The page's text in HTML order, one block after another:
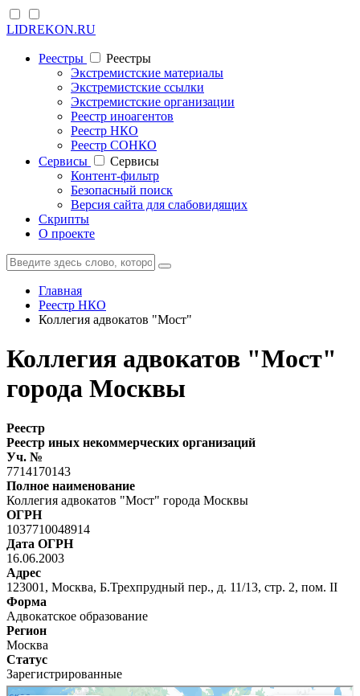
LIDREKON.RU
Реестры
Реестры
Экстремистские материалы
Экстремистские ссылки
Экстремистские организации
Реестр иноагентов
Реестр НКО
Реестр СОНКО
Cервисы
Cервисы
Контент-фильтр
Безопасный поиск
Версия сайта для слабовидящих
Скрипты
О проекте
Главная
Реестр НКО
Коллегия адвокатов "Мост"
Коллегия адвокатов "Мост"
города Москвы
Реестр
Реестр иных некоммерческих организаций
Уч. №
7714170143
Полное наименование
Коллегия адвокатов "Мост" города Москвы
ОГРН
1037710048914
Дата ОГРН
16.06.2003
Адрес
123001, Москва, Б.Трехпрудный пер., д. 11/13, стр. 2, пом. II
Форма
Адвокатское образование
Регион
Москва
Статус
Зарегистрированные